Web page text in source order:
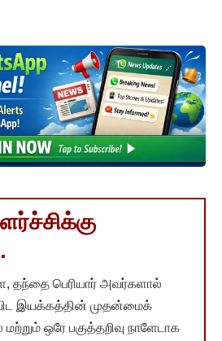
தந்தை பெரியார் அவர்களால்
இயக்கத்தின் முதன்மைக்
ஒரே பகுத்தறிவு நாளேடாக